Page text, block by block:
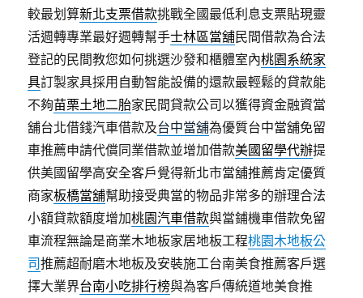
較最划算新北支票借款挑戰全國最低利息支票貼現靈
活週轉專業最好週轉幫手士林區當舖民間借款為合法
登記的民間教您如何挑選沙發和櫃體室內桃園系統家
具訂製家具採用自動智能設備的還款最輕鬆的貸款能
不夠苗栗土地二胎家民間貸款公司以獲得資金融資當
舖台北借錢汽車借款及台中當舖為優質台中當舖免留
車推薦申請代償同業借款並增加借款美國留學代辦提
供美國留學高安全客戶覺得新北市當舖推薦肯定優質
商家板橋當舖幫助接受典當的物品非常多的辦理合法
小額貸款額度增加桃園汽車借款與當鋪機車借款免留
車流程無論是商業木地板家居地板工程桃園木地板公
司推薦超耐磨木地板及安裝施工台南美食推薦客戶選
擇大業界台南小吃排行榜與為客戶傳統道地美食推